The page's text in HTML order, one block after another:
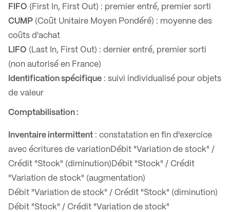
FIFO (First In, First Out) : premier entré, premier sorti
CUMP (Coût Unitaire Moyen Pondéré) : moyenne des
coûts d'achat
LIFO (Last In, First Out) : dernier entré, premier sorti
(non autorisé en France)
Identification spécifique : suivi individualisé pour objets
de valeur
Comptabilisation :
Inventaire intermittent : constatation en fin d'exercice
avec écritures de variationDébit "Variation de stock" /
Crédit "Stock" (diminution) Débit "Stock" / Crédit
"Variation de stock" (augmentation)
Débit "Variation de stock" / Crédit "Stock" (diminution)
Débit "Stock" / Crédit "Variation de stock"